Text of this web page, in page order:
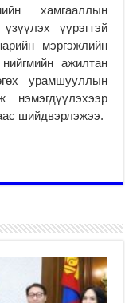
хамгааллын
үүрэгтэй
мэргэжлийн
ажилтан
урамшууллын
нэмэгдүүлэхээр
шийдвэрлэжээ.